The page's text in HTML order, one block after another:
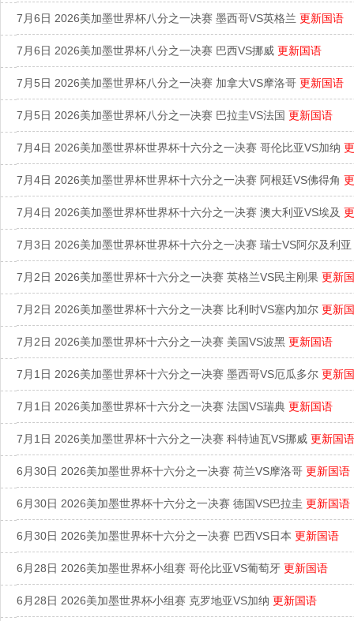
7月6日 2026美加墨世界杯八分之一决赛 墨西哥VS英格兰 更新国语
7月6日 2026美加墨世界杯八分之一决赛 巴西VS挪威 更新国语
7月5日 2026美加墨世界杯八分之一决赛 加拿大VS摩洛哥 更新国语
7月5日 2026美加墨世界杯八分之一决赛 巴拉圭VS法国 更新国语
7月4日 2026美加墨世界杯世界杯十六分之一决赛 哥伦比亚VS加纳
7月4日 2026美加墨世界杯世界杯十六分之一决赛 阿根廷VS佛得角
7月4日 2026美加墨世界杯世界杯十六分之一决赛 澳大利亚VS埃及
7月3日 2026美加墨世界杯世界杯十六分之一决赛 瑞士VS阿尔及利亚
7月2日 2026美加墨世界杯十六分之一决赛 英格兰VS民主刚果 更新
7月2日 2026美加墨世界杯十六分之一决赛 比利时VS塞内加尔 更新
7月2日 2026美加墨世界杯十六分之一决赛 美国VS波黑 更新国语
7月1日 2026美加墨世界杯十六分之一决赛 墨西哥VS厄瓜多尔 更新
7月1日 2026美加墨世界杯十六分之一决赛 法国VS瑞典 更新国语
7月1日 2026美加墨世界杯十六分之一决赛 科特迪瓦VS挪威 更新国语
6月30日 2026美加墨世界杯十六分之一决赛 荷兰VS摩洛哥 更新国语
6月30日 2026美加墨世界杯十六分之一决赛 德国VS巴拉圭 更新国语
6月30日 2026美加墨世界杯十六分之一决赛 巴西VS日本 更新国语
6月28日 2026美加墨世界杯小组赛 哥伦比亚VS葡萄牙 更新国语
6月28日 2026美加墨世界杯小组赛 克罗地亚VS加纳 更新国语